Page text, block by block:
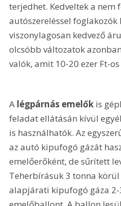
terjedhet. Kedveltek a nem
autószereléssel foglakozók
viszonylagosan kedvező
olcsóbb változatok
valók, amit 10-20 ezer Ft-
A légpárnás emelők is
feladat ellátásán kívül
is használhatók. Az
az autó kipufogó gázát
emelőerőként, de sűrített
Teherbírásuk 3 tonna körül
alapjárati kipufogó gáza